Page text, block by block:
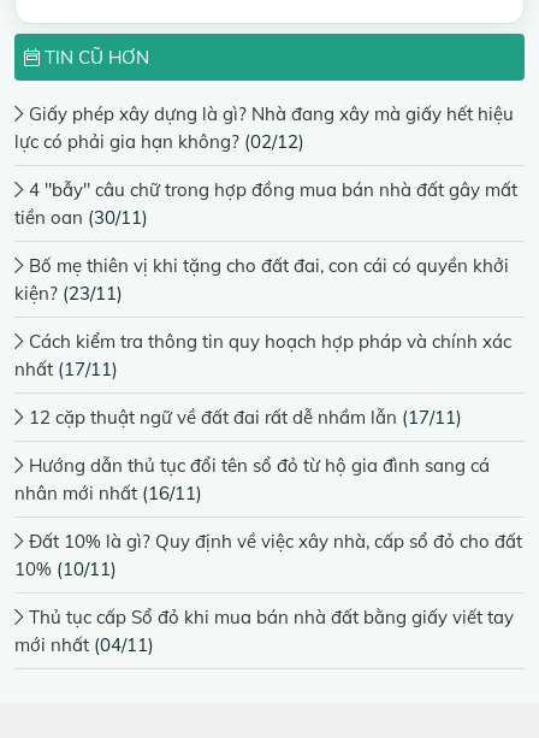
TIN CŨ HƠN
Giấy phép xây dựng là gì? Nhà đang xây mà giấy hết hiệu
lực có phải gia hạn không? (02/12)
4 "bẫy" câu chữ trong hợp đồng mua bán nhà đất gây mất
tiền oan (30/11)
Bố mẹ thiên vị khi tặng cho đất đai, con cái có quyền khởi
kiện? (23/11)
Cách kiểm tra thông tin quy hoạch hợp pháp và chính xác
nhất (17/11)
12 cặp thuật ngữ về đất đai rất dễ nhầm lẫn (17/11)
Hướng dẫn thủ tục đổi tên sổ đỏ từ hộ gia đình sang cá
nhân mới nhất (16/11)
Đất 10% là gì? Quy định về việc xây nhà, cấp sổ đỏ cho đất
10% (10/11)
Thủ tục cấp Sổ đỏ khi mua bán nhà đất bằng giấy viết tay
mới nhất (04/11)